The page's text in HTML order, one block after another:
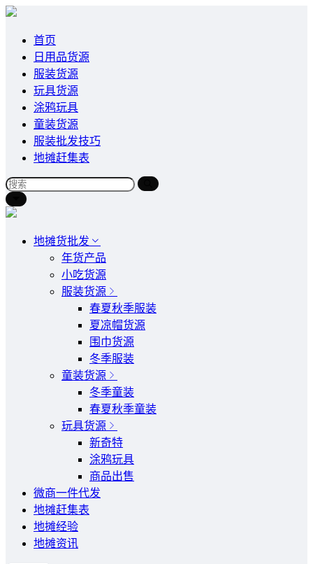
首页
日用品货源
服装货源
玩具货源
涂鸦玩具
童装货源
服装批发技巧
地摊赶集表
地摊货批发
年货产品
小吃货源
服装货源
春夏秋季服装
夏凉帽货源
围巾货源
冬季服装
童装货源
冬季童装
春夏秋季童装
玩具货源
新奇特
涂鸦玩具
商品出售
微商一件代发
地摊赶集表
地摊经验
地摊资讯